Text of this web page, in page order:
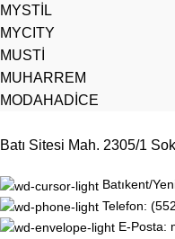
MYSTİL
MYCITY
MUSTİ
MUHARREM
MODAHADİCE
Batı Sitesi Mah. 2305/1
Batıkent/
Telefon:
E-Posta: